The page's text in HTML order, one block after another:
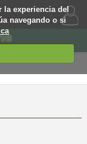
la experiencia del
navegando o si